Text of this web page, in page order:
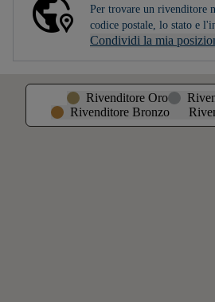
Per trovare un rivenditore
codice postale, lo stato e
Condividi la mia
Rivenditore Oro
Rivenditore Bronzo